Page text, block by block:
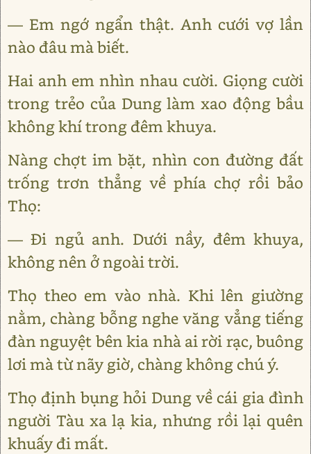
— Em ngớ ngẩn thật. Anh cưới vợ lần
nào đâu mà biết.
Hai anh em nhìn nhau cười. Giọng cười
trong trẻo của Dung làm xao động bầu
không khí trong đêm khuya.
Nàng chợt im bặt, nhìn con đường đất
trống trơn thẳng về phía chợ rồi bảo
Thọ:
— Đi ngủ anh. Dưới nầy, đêm khuya,
không nên ở ngoài trời.
Thọ theo em vào nhà. Khi lên giường
nằm, chàng bỗng nghe văng vẳng tiếng
đàn nguyệt bên kia nhà ai rời rạc, buông
lơi mà từ nãy giờ, chàng không chú ý.
Thọ định bụng hỏi Dung về cái gia đình
người Tàu xa lạ kia, nhưng rồi lại quên
khuấy đi mất.